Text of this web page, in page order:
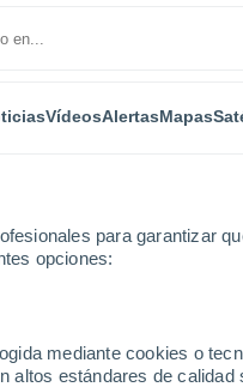
para garantizar
opciones:
mediante cookies o
altos estándares de calidad
VídeosAlertasMapas